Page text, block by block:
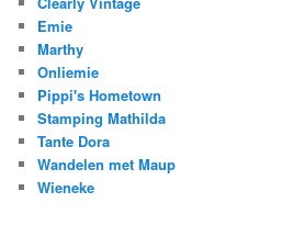
Emie
Marthy
Onliemie
Pippi's Hometown
Stamping Mathilda
Tante Dora
Wandelen met Maup
Wieneke